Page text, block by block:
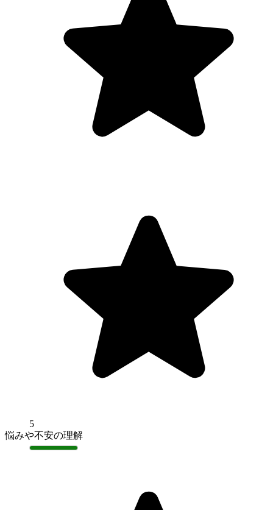
5
悩みや不安の理解